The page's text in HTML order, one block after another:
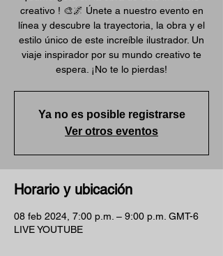
creativo ! 🎨🌌 Únete a nuestro evento en
línea y descubre la trayectoria, la obra y el
estilo único de este increíble ilustrador. Un
viaje inspirador por su mundo creativo te
espera. ¡No te lo pierdas!
Ya no es posible registrarse
Ver otros eventos
Horario y ubicación
08 feb 2024, 7:00 p.m. – 9:00 p.m. GMT-6
LIVE YOUTUBE